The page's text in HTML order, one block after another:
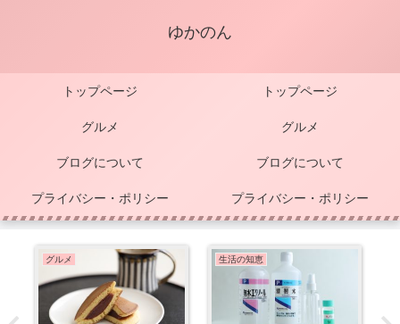
ゆかのん
トップページ トップページ
グルメ グルメ
ブログについて ブログについて
プライバシー・ポリシー プライバシー・ポリシー
グルメ 生活の知恵